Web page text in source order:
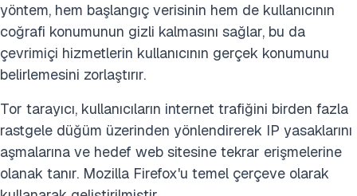
yöntem, hem başlangıç verisinin hem de kullanıcının
coğrafi konumunun gizli kalmasını sağlar, bu da
çevrimiçi hizmetlerin kullanıcının gerçek konumunu
belirlemesini zorlaştırır.
Tor tarayıcı, kullanıcıların internet trafiğini birden fazla
rastgele düğüm üzerinden yönlendirerek IP yasaklarını
aşmalarına ve hedef web sitesine tekrar erişmelerine
olanak tanır. Mozilla Firefox'u temel çerçeve olarak